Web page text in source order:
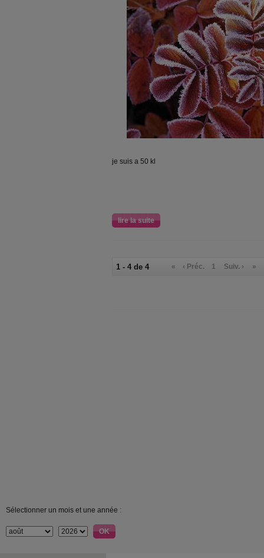
je suis a 50 kl
lire la suite
1 - 4 de 4 « ‹ Préc. 1 Suiv. › »
Sélectionner un mois et une année :